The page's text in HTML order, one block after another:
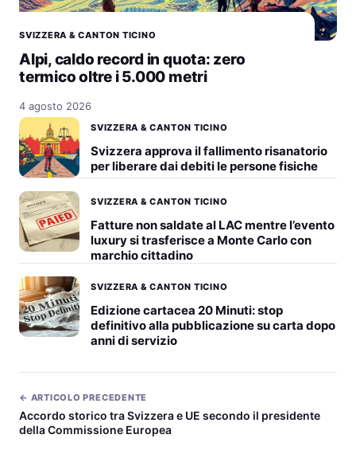
SVIZZERA & CANTON TICINO
Alpi, caldo record in quota: zero
termico oltre i 5.000 metri
4 agosto 2026
SVIZZERA & CANTON TICINO
Svizzera approva il fallimento risanatorio
per liberare dai debiti le persone fisiche
SVIZZERA & CANTON TICINO
Fatture non saldate al LAC mentre l’evento
luxury si trasferisce a Monte Carlo con
marchio cittadino
SVIZZERA & CANTON TICINO
Edizione cartacea 20 Minuti: stop
definitivo alla pubblicazione su carta dopo
anni di servizio
← ARTICOLO PRECEDENTE
Accordo storico tra Svizzera e UE secondo il presidente
della Commissione Europea